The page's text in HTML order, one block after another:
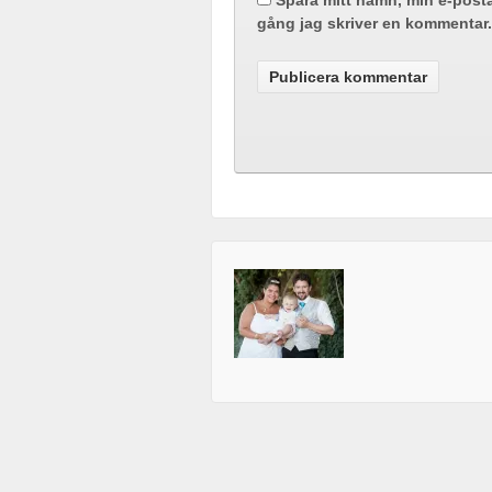
gång jag skriver en kommentar.